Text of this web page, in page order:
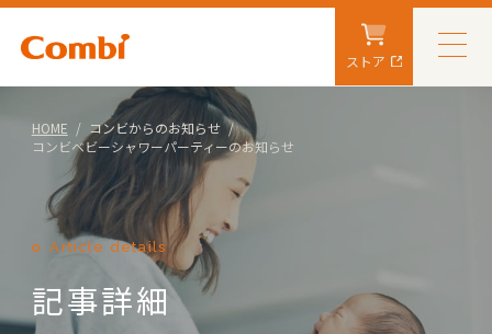
ストア
HOME
コンビからのお知らせ
コンビベビーシャワーパーティーのお知らせ
Article details
記事詳細